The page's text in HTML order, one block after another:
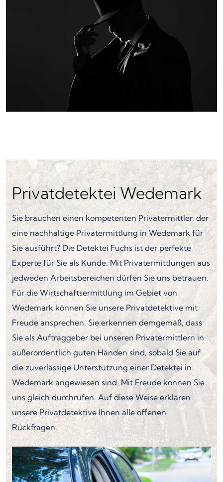
Privatdetektei Wedemark
Sie brauchen einen kompetenten Privatermittler, der
eine nachhaltige Privatermittlung in Wedemark für
Sie ausführt? Die Detektei Fuchs ist der perfekte
Experte für Sie als Kunde. Mit Privatermittlungen aus
jedweden Arbeitsbereichen dürfen Sie uns betrauen.
Für die Wirtschaftsermittlung im Gebiet von
Wedemark können Sie unsere Privatdetektive mit
Freude ansprechen. Sie erkennen demgemäß, dass
Sie als Auftraggeber bei unseren Privatermittlern in
außerordentlich guten Händen sind, sobald Sie auf
die zuverlässige Unterstützung einer Detektei in
Wedemark angewiesen sind. Mit Freude können Sie
uns gleich durchrufen. Auf diese Weise erklären
unsere Privatdetektive Ihnen alle offenen
Rückfragen.